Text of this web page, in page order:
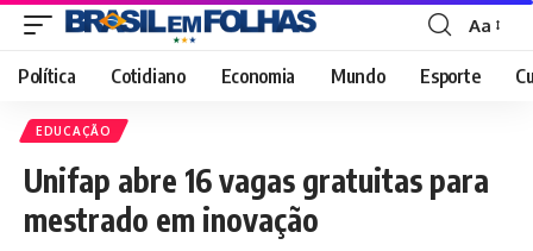
Font
Resizer
Aa
Política Cotidiano Economia Mundo Esporte
EDUCAÇÃO
Unifap abre 16 vagas gratuitas para
mestrado em inovação